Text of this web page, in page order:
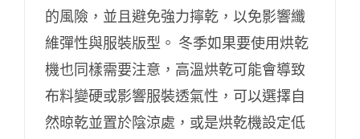
的風險，並且避免強力擰乾，以免影響纖
維彈性與服裝版型。 冬季如果要使用烘乾
機也同樣需要注意，高溫烘乾可能會導致
布料變硬或影響服裝透氣性，可以選擇自
然晾乾並置於陰涼處，或是烘乾機設定低